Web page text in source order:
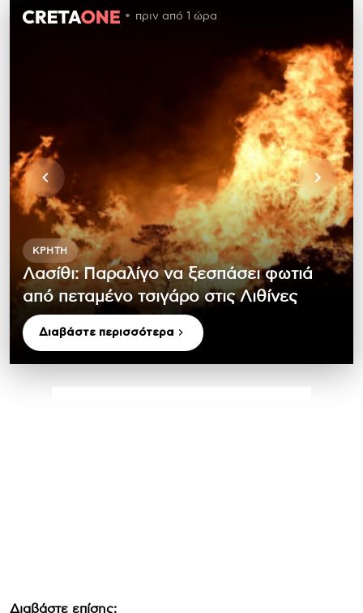
πριν από 1 ώρα
ΚΡΉΤΗ
Λασίθι: Παραλίγο να ξεσπάσει φωτιά
από πεταμένο τσιγάρο στις Λιθίνες
Διαβάστε περισσότερα
Διαβάστε επίσης: